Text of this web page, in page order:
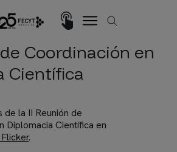
Imagen
Coordinación en
Científica
la II Reunión de
Diplomacia Científica en
.